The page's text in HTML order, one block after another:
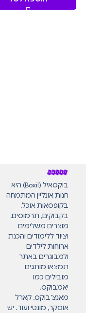
בוקסאיל (Boxil) היא
חנות אונליין המתמחה
בקופסאות אוכל,
בקבוקים, תרמוסים,
מוצרים משלימים
וציוד ללימודים והכנת
ארוחות לילדים
ולמבוגרים באתר
תמצאו מותגים
מובילים כמו
יאמבוקס,
מאנצ’בוקס, קארל
אוסקר, מונטי ועוד. יש